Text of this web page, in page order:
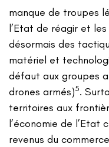
manque de troupes
l’Etat de réagir et
désormais des
matériel et
défaut aux groupes
drones armés)5.
territoires aux
l’économie de l’Etat
revenus du